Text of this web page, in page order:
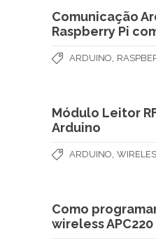
Comunicação
Raspberry Pi
ARDUINO
Módulo Leitor
Arduino
ARDUINO
Como
wireless